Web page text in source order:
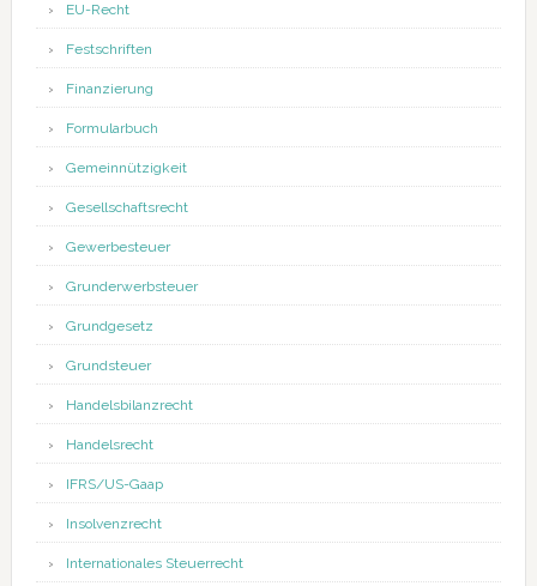
EU-Recht
Festschriften
Finanzierung
Formularbuch
Gemeinnützigkeit
Gesellschaftsrecht
Gewerbesteuer
Grunderwerbsteuer
Grundgesetz
Grundsteuer
Handelsbilanzrecht
Handelsrecht
IFRS/US-Gaap
Insolvenzrecht
Internationales Steuerrecht